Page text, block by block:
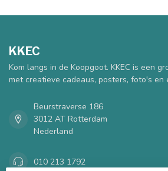
KKEC
Kom langs in de Koopgoot. KKEC is een
met creatieve cadeaus, posters, foto's en
Beurstraverse 186
3012 AT Rotterdam
Nederland
010 213 1792